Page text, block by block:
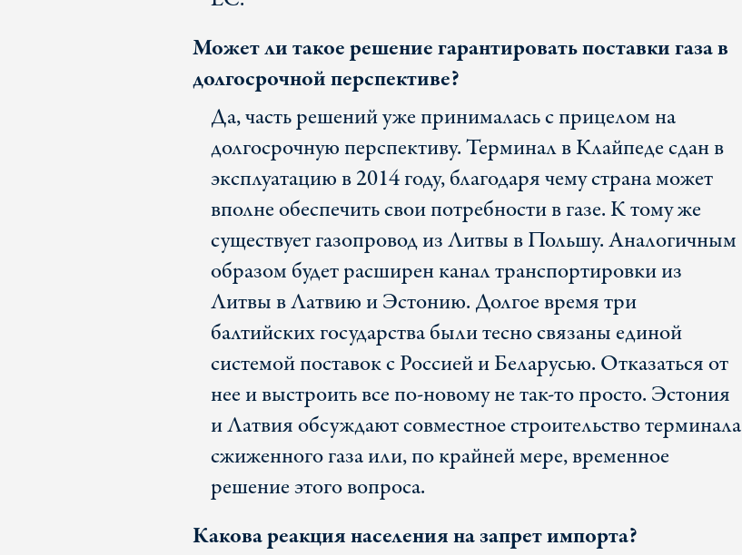
Может ли такое решение гарантировать поставки газа в
долгосрочной перспективе?
Да, часть решений уже принималась с прицелом на
долгосрочную перспективу. Терминал в Клайпеде сдан в
эксплуатацию в 2014 году, благодаря чему страна может
вполне обеспечить свои потребности в газе. К тому же
существует газопровод из Литвы в Польшу. Аналогичным
образом будет расширен канал транспортировки из
Литвы в Латвию и Эстонию. Долгое время три
балтийских государства были тесно связаны единой
системой поставок с Россией и Беларусью. Отказаться от
нее и выстроить все по-новому не так-то просто. Эстония
и Латвия обсуждают совместное строительство терминала
сжиженного газа или, по крайней мере, временное
решение этого вопроса.
Какова реакция населения на запрет импорта?